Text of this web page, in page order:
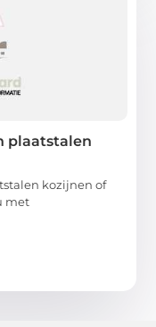
plaatstalen
kozijnen of
met